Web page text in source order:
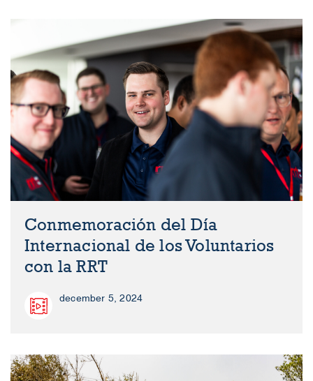
Conmemoración del Día
Internacional de los Voluntarios
con la RRT
december 5, 2024